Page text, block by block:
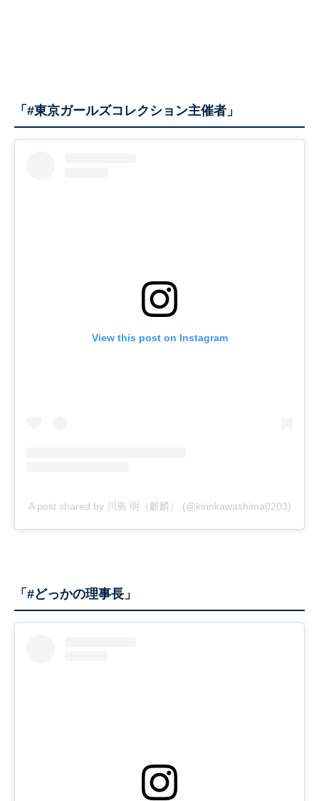
「#東京ガールズコレクション主催者」
View this post on Instagram
A post shared by 川島 明（麒麟） (@kirinkawashima0203)
「#どっかの理事長」